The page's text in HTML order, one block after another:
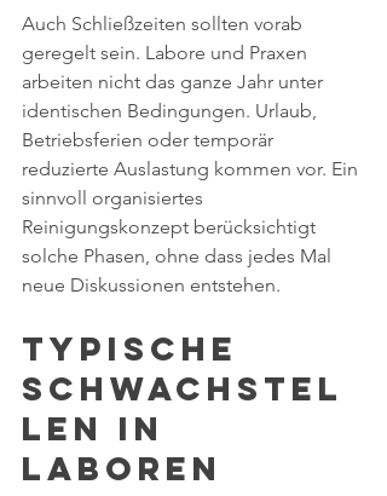
Auch Schließzeiten sollten vorab
geregelt sein. Labore und Praxen
arbeiten nicht das ganze Jahr unter
identischen Bedingungen. Urlaub,
Betriebsferien oder temporär
reduzierte Auslastung kommen vor. Ein
sinnvoll organisiertes
Reinigungskonzept berücksichtigt
solche Phasen, ohne dass jedes Mal
neue Diskussionen entstehen.
Typische
Schwachstel
len in
Laboren